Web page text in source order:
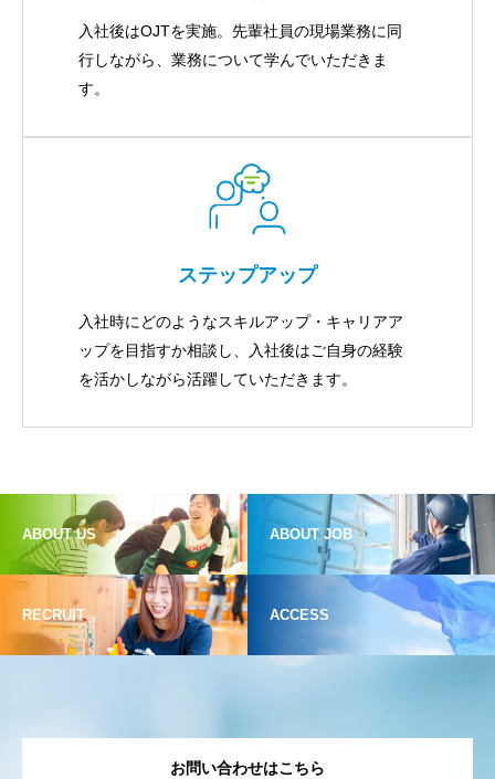
入社後はOJTを実施。先輩社員の現場業務に同
行しながら、業務について学んでいただきま
す。
ステップアップ
入社時にどのようなスキルアップ・キャリアア
ップを目指すか相談し、入社後はご自身の経験
を活かしながら活躍していただきます。
ABOUT US ABOUT JOB
RECRUIT ACCESS
お問い合わせはこちら